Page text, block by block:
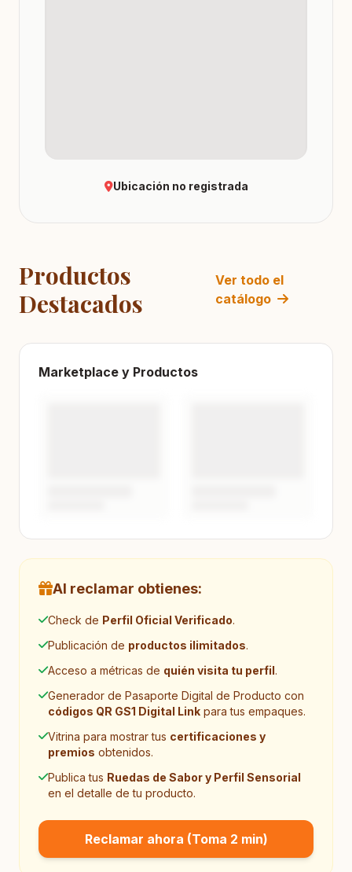
Ubicación no registrada
Productos
Destacados
Ver todo el
catálogo
Marketplace y Productos
Tienda no activada
Digitales y conecta directamente con compradores
sin intermediarios.
Activar Tienda Online
Al reclamar obtienes:
Check de Perfil Oficial Verificado.
Publicación de productos ilimitados.
Acceso a métricas de quién visita tu perfil.
Generador de Pasaporte Digital de Producto con
códigos QR GS1 Digital Link para tus empaques.
Vitrina para mostrar tus certificaciones y
premios obtenidos.
Publica tus Ruedas de Sabor y Perfil Sensorial
en el detalle de tu producto.
Reclamar ahora (Toma 2 min)